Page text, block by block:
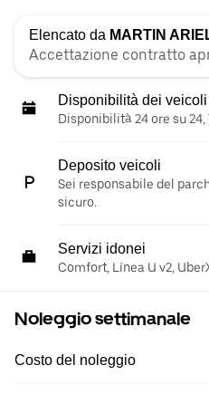
Elencato da MARTIN
Accettazione contratto
Disponibilità dei veicoli
Disponibilità 24 ore su 24,
Deposito veicoli
Sei responsabile del
sicuro.
Servizi idonei
Comfort, Línea U v2,
Noleggio settimanale
Costo del noleggio